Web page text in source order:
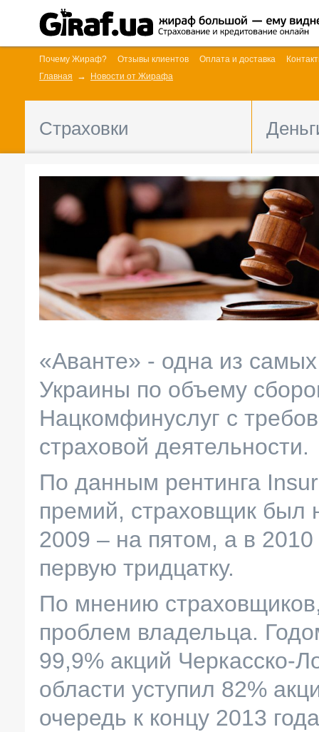
Почему Жираф? Отзывы клиентов Оплата и доставка
Главная
Новости от Жирафа
Страховки
«Аванте» - одна из
Украины по объему
Нацкомфинуслуг с
страховой деятельности.
По данным рентинга
премий, страховщик был
2009 – на пятом, а в
первую тридцатку.
По мнению
проблем владельца.
99,9% акций Черкасско-
области уступил 82%
очередь к концу 2013